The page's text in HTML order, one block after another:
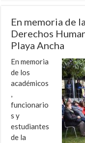
En memoria de
Derechos
Playa Ancha
En memoria
de los
académicos
,
funcionario
s y
estudiantes
de la